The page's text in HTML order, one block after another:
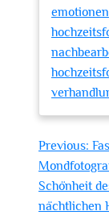
emotionen
Previous:
Schönheit
nächtlichen